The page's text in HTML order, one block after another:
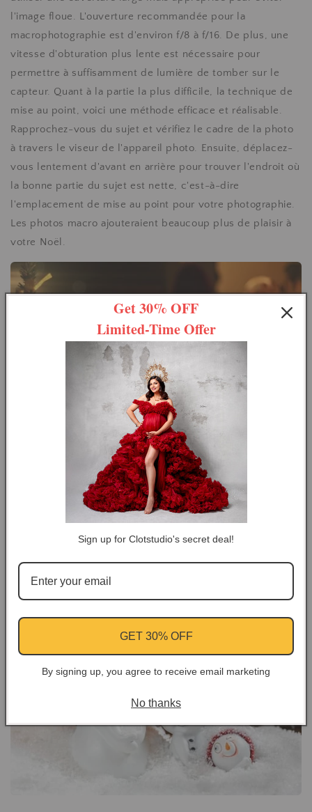
l'image floue. L'ouverture recommandée pour la
macrophotographie est d'environ f/8 à f/16. De plus, une
vitesse d'obturation plus lente est nécessaire pour
permettre à suffisamment de lumière de tomber sur le
capteur. Quant à la partie la plus difficile, la technique de
mise au point, voici une méthode efficace et réalisable.
Rapprochez-vous du sujet et vérifiez le cadre de la photo
à travers le viseur de l'appareil photo. Ensuite, déplacez-
vous lentement d'avant en arrière pour trouver l'endroit où
la bonne partie du sujet est nette, c'est-à-dire
l'emplacement de mise au point pour votre photographie.
Les photos macro ajouteraient beaucoup plus de plaisir à
votre Noël.
Photographie accélérée
Si vous souhaitez que votre Noël soit immortalisé d'une
manière totalement différente mais spéciale, vous devriez
plus merveilleuse et la plus impressionnante que vous
ayez jamais eue pour Noël.
Get 30% OFF
Limited-Time Offer
Sign up for Clotstudio's secret deal!
GET 30% OFF
By signing up, you agree to receive email marketing
No thanks